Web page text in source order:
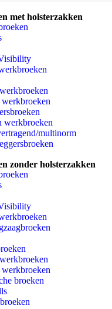
met holsterzakken
werkbroeken
multinorm
zonder holsterzakken
broeken